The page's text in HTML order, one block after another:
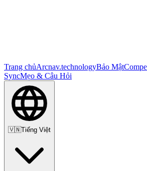
Trang chủArcnav.technologyBảo Mật
SyncMẹo & Câu Hỏi
🇻🇳Tiếng Việt